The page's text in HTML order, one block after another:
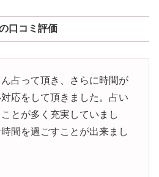
口コミ評価
占って頂き、さらに時間が
応をして頂きました。占い
とが多く充実していまし
間を過ごすことが出来まし